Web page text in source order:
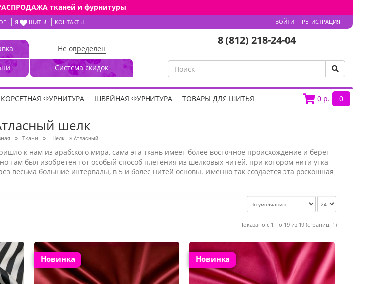
тканей и фурнитуры
Я ШИТЬ! КОНТАКТЫ ВОЙТИ РЕГИСТРАЦИЯ
Не определен
Система скидок
8 (812) 218-24-04
0 р. 0
КОРСЕТНАЯ ФУРНИТУРА ШВЕЙНАЯ ФУРНИТУРА ТОВАРЫ ДЛЯ ШИТЬЯ
шелк
» Ткани » Шелк » Атласный
к нам из арабского мира, сама эта ткань имеет более восточное происхождение и берет
там был изобретен тот особый способ плетения из шелковых нитей, при котором нити утка
весьма большие интервалы, в 5 и более нитей основы. Именно так создается эта роскошная
Показано с 1 по 19 из 19 (страниц: 1)
Новинка Новинка